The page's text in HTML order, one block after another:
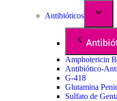
Antibióticos
Amphotericin B
Antibiótico-
G-418
Glutamina
Sulfato de